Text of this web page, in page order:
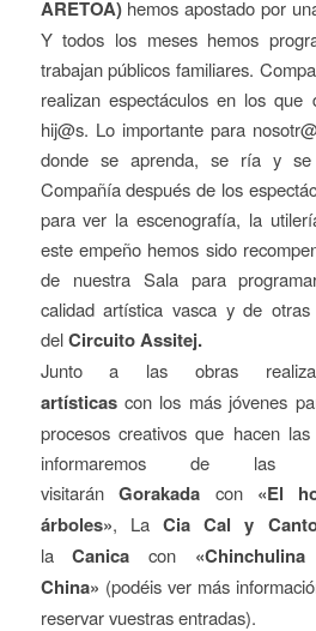
ARETOA)hemos apostado por
Y todos los meses hemos
trabajan públicos familiares.
realizan espectáculos en los que
hij@s. Lo importante para
donde se aprenda, se ría y
Compañía después de los
para ver la escenografía, la
este empeño hemos sido
de nuestra Sala para
calidad artística vasca y de
delCircuito Assitej.
Junto a las obras
artísticascon los más jóvenes
procesos creativos que hacen
informaremos de las
visitaránGorakada con «El
árboles», La Cia Cal y
laCanica con
China» (podéis ver más
reservar vuestras entradas).